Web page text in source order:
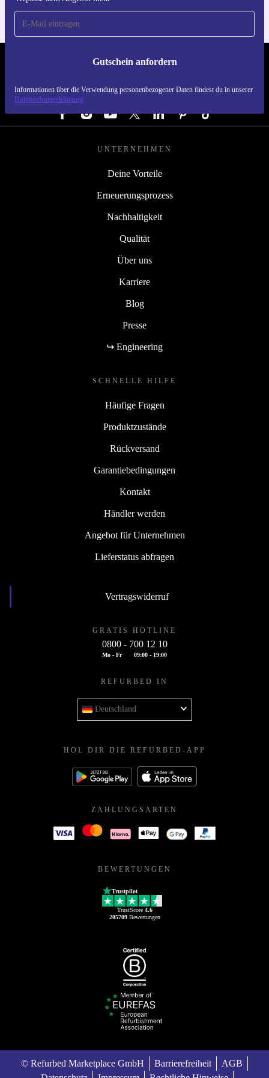
Gutschein anfordern
Informationen über die Verwendung personenbezogener Daten findest du in unserer
Datenschutzerklärung
REFURBED DEUTSCHLAND - RETHINK NEW.
FOLGE UNS
UNTERNEHMEN
Deine Vorteile
Erneuerungsprozess
Nachhaltigkeit
Qualität
Über uns
Karriere
Blog
Presse
↪ Engineering
SCHNELLE HILFE
Häufige Fragen
Produktzustände
Rückversand
Garantiebedingungen
Kontakt
Händler werden
Angebot für Unternehmen
Lieferstatus abfragen
Vertragswiderruf
GRATIS HOTLINE
0800 - 700 12 10
Mo - Fr 09:00 - 19:00
REFURBED IN
Deutschland
HOL DIR DIE REFURBED-APP
ZAHLUNGSARTEN
BEWERTUNGEN
Trustpilot
TrustScore 4.6
205709Bewertungen
© Refurbed Marketplace GmbH Barrierefreiheit
AGB